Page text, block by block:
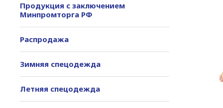
Продукция с заключением
Минпромторга РФ
Распродажа
Зимняя спецодежда
Летняя спецодежда